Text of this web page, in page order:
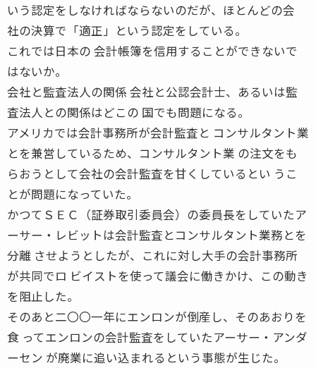
いう認定をしなければならないのだが、ほとんどの会
社の決算で「適正」という認定をしている。
これでは日本の 会計帳簿を信用することができないで
はないか。
会社と監査法人の関係 会社と公認会計士、あるいは監
査法人との関係はどこの 国でも問題になる。
アメリカでは会計事務所が会計監査と コンサルタント業
とを兼営しているため、コンサルタント業 の注文をも
らおうとして会社の会計監査を甘くしているとい うこ
とが問題になっていた。
かつてＳＥＣ（証券取引委員会）の委員長をしていたア
ーサー・レビットは会計監査とコンサルタント業務とを
分離 させようとしたが、これに対し大手の会計事務所
が共同でロ ビイストを使って議会に働きかけ、この動き
を阻止した。
そのあと二〇〇一年にエンロンが倒産し、そのあおりを
食 ってエンロンの会計監査をしていたアーサー・アンダ
ーセン が廃業に追い込まれるという事態が生じた。